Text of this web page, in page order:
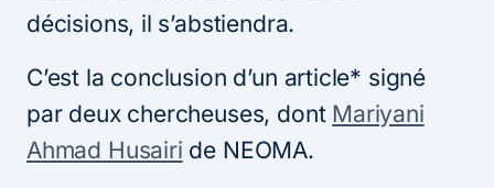
décisions, il s’abstiendra.
C’est la conclusion d’un article* signé
par deux chercheuses, dont Mariyani
Ahmad Husairi de NEOMA.